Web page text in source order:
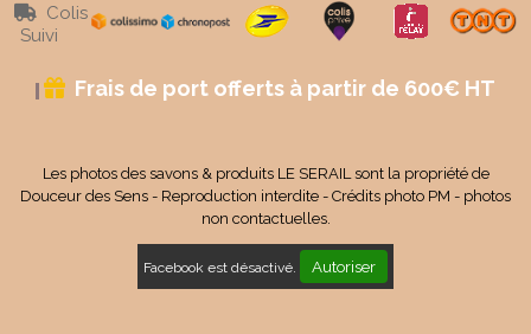

Colis
Suivi
 Frais de port offerts à partir de 600€ HT
Les photos des savons & produits LE SERAIL sont la propriété de
Douceur des Sens - Reproduction interdite - Crédits photo PM - photos
non contactuelles.
Facebook est désactivé. Autoriser